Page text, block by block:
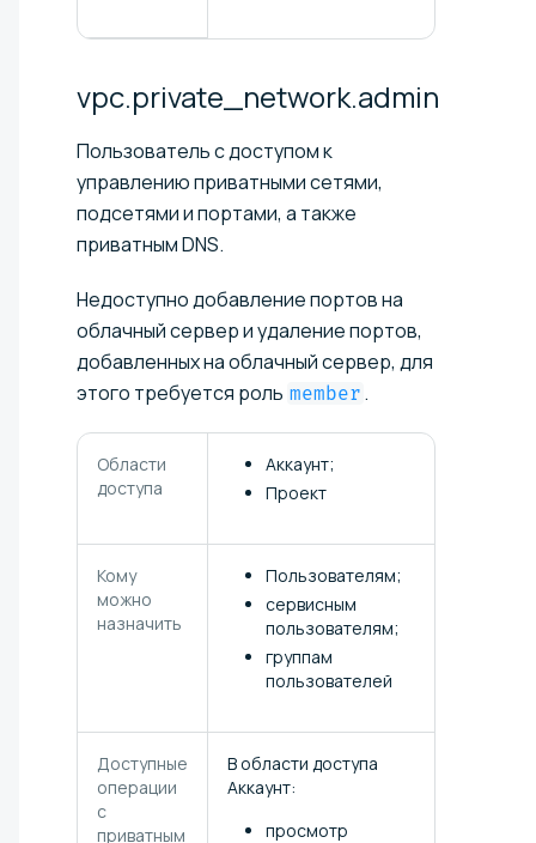
vpc.private_network.admin
Пользователь с доступом к
управлению приватными сетями,
подсетями и портами, а также
приватным DNS.
Недоступно добавление портов на
облачный сервер и удаление портов,
добавленных на облачный сервер, для
этого требуется роль member .
Области
доступа
Аккаунт;
Проект
Кому
можно
назначить
Пользователям;
сервисным
пользователям;
группам
пользователей
Доступные
операции
с
приватным
В области доступа
Аккаунт:
просмотр